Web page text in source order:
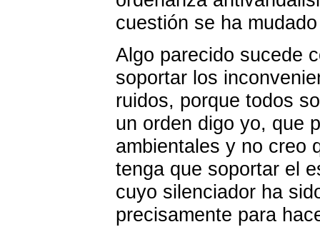
cuestión se ha
Algo parecido sucede
soportar los
ruidos, porque todos
un orden digo yo, que
ambientales y no creo
tenga que soportar el
cuyo silenciador ha
precisamente para